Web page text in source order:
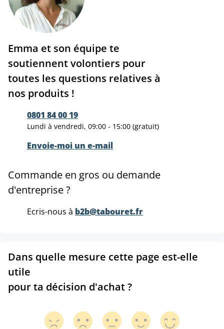
Emma et son équipe te
soutiennent volontiers pour
toutes les questions relatives à
nos produits !
0801 84 00 19
Lundi à vendredi, 09:00 - 15:00 (gratuit)
Envoie-moi un e-mail
Commande en gros ou demande
d'entreprise ?
Ecris-nous à b2b@tabouret.fr
Dans quelle mesure cette page est-elle
utile
pour ta décision d'achat ?